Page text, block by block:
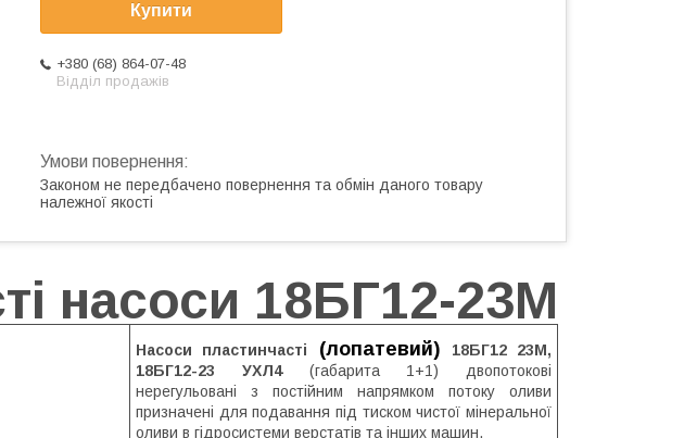
Купити
+380 (68) 864-07-48
Відділ продажів
Законом не передбачено повернення та обмін даного товару
належної якості
насоси 18БГ12-23М
Насоси пластинчасті (лопатевий)
18БГ12 23М,
18БГ12-23 УХЛ4
(габарита 1+1) двопотокові
нерегульовані з постійним напрямком потоку оливи
призначені для подавання під тиском чистої мінеральної
оливи в гідросистеми верстатів та інших машин.